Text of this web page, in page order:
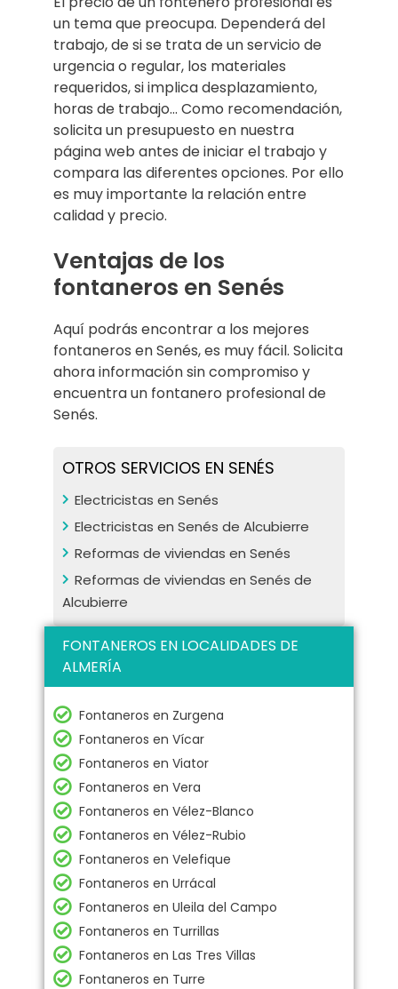
un tema que preocupa. Dependerá del
trabajo, de si se trata de un servicio de
urgencia o regular, los materiales
requeridos, si implica desplazamiento,
horas de trabajo… Como recomendación,
solicita un presupuesto en nuestra
página web antes de iniciar el trabajo y
compara las diferentes opciones. Por ello
es muy importante la relación entre
calidad y precio.
Ventajas de los
fontaneros en Senés
Aquí podrás encontrar a los mejores
fontaneros en Senés, es muy fácil. Solicita
ahora información sin compromiso y
encuentra un fontanero profesional de
Senés.
OTROS SERVICIOS EN SENÉS
Electricistas en Senés
Electricistas en Senés de Alcubierre
Reformas de viviendas en Senés
Reformas de viviendas en Senés de
Alcubierre
FONTANEROS EN LOCALIDADES DE
ALMERÍA
Fontaneros en Zurgena
Fontaneros en Vícar
Fontaneros en Viator
Fontaneros en Vera
Fontaneros en Vélez-Blanco
Fontaneros en Vélez-Rubio
Fontaneros en Velefique
Fontaneros en Urrácal
Fontaneros en Uleila del Campo
Fontaneros en Turrillas
Fontaneros en Las Tres Villas
Fontaneros en Turre